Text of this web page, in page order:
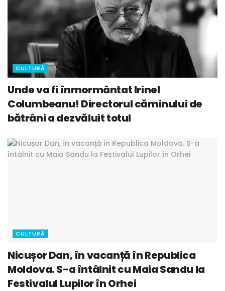
CULTURĂ
Unde va fi înmormântat Irinel
Columbeanu! Directorul căminului de
bătrâni a dezvăluit totul
CULTURĂ
Nicușor Dan, în vacanță în Republica
Moldova. S-a întâlnit cu Maia Sandu la
Festivalul Lupilor în Orhei